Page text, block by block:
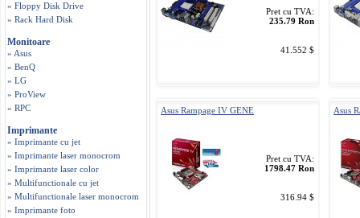
» Floppy Disk Drive
» Rack Hard Disk
Monitoare
» Asus
» BenQ
» LG
» ProView
» RPC
Imprimante
» Imprimante cu jet
» Imprimante laser monocrom
» Imprimante laser color
» Multifunctionale cu jet
» Multifunctionale laser monocrom
» Imprimante foto
Pret cu TVA:
235.79 Ron
41.552 $
Asus Rampage IV GENE
Pret cu TVA:
1798.47 Ron
316.94 $
Asus